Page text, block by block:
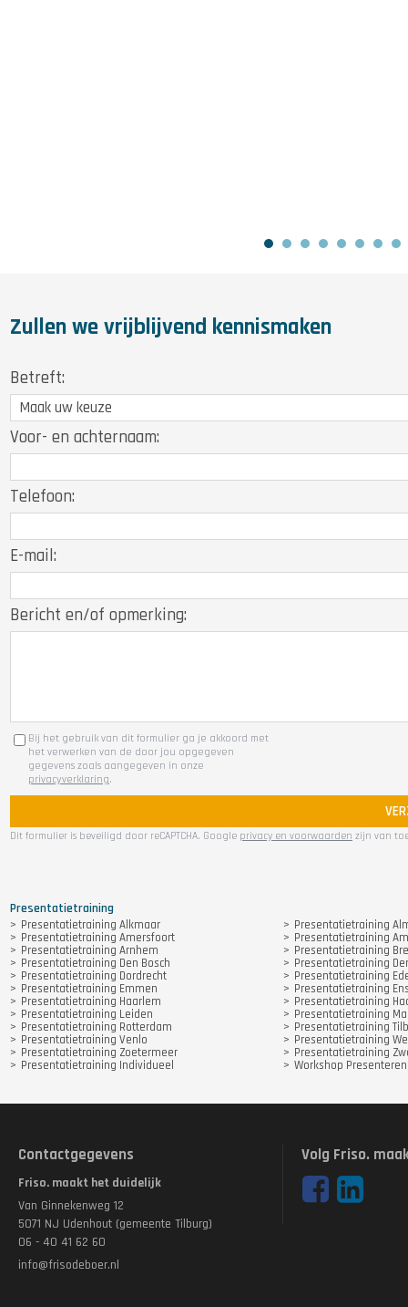
Zullen we vrijblijvend kennismaken
Betreft:
Voor- en achternaam:
Telefoon:
E-mail:
Bericht en/of opmerking:
Bij het gebruik van dit formulier ga je akkoord met
het verwerken van de door jou opgegeven
gegevens zoals aangegeven in onze
privacyverklaring.
Dit formulier is beveiligd door reCAPTCHA. Google privacy en voorwaarden zijn van
Presentatietraining
Presentatietraining Alkmaar
Presentatietraining
Presentatietraining Amersfoort
Presentatietraining
Presentatietraining Arnhem
Presentatietraining
Presentatietraining Den Bosch
Presentatietraining
Presentatietraining Dordrecht
Presentatietraining
Presentatietraining Emmen
Presentatietraining
Presentatietraining Haarlem
Presentatietraining
Presentatietraining Leiden
Presentatietraining
Presentatietraining Rotterdam
Presentatietraining
Presentatietraining Venlo
Presentatietraining
Presentatietraining Zoetermeer
Presentatietraining
Presentatietraining Individueel
Workshop Presenteren
Contactgegevens
Friso. maakt het duidelijk
Van Ginnekenweg 12
5071 NJ Udenhout (gemeente Tilburg)
06 - 40 41 62 60
info@frisodeboer.nl
Volg Friso.